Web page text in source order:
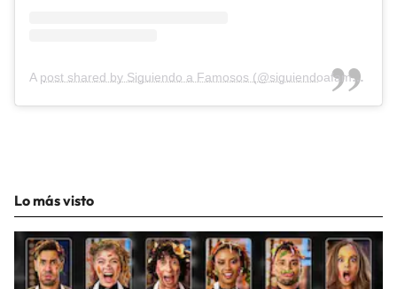
A post shared by Siguiendo a Famosos (@siguiendoafamosos12)
Lo más visto